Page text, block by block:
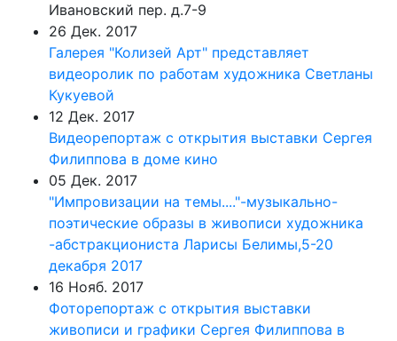
Ивановский пер. д.7-9
26 Дек. 2017
Галерея "Колизей Арт" представляет
видеоролик по работам художника Светланы
Кукуевой
12 Дек. 2017
Видеорепортаж с открытия выставки Сергея
Филиппова в доме кино
05 Дек. 2017
"Импровизации на темы...."-музыкально-
поэтические образы в живописи художника
-абстракциониста Ларисы Белимы,5-20
декабря 2017
16 Нояб. 2017
Фоторепортаж с открытия выставки
живописи и графики Сергея Филиппова в